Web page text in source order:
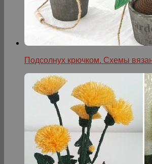
Подсолнух крючком. Схемы